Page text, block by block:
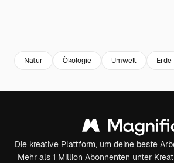
Natur Ökologie Umwelt Erde
Die kreative Plattform, um deine beste
Mehr als 1 Million Abonnenten unter